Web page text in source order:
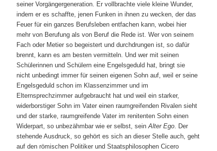
seiner Vorgängergeneration. Er vollbrachte viele kleine Wunder,
indem er es schaffte, jenen Funken in ihnen zu wecken, der das
Feuer für ein ganzes Berufsleben entfachen kann, wobei hier
mehr von Berufung als von Beruf die Rede ist. Wer von seinem
Fach oder Metier so begeistert und durchdrungen ist, so dafür
brennt, kann es am besten vermitteln. Und wer mit seinen
Schülerinnen und Schülern eine Engelsgeduld hat, bringt sie
nicht unbedingt immer für seinen eigenen Sohn auf, weil er seine
Engelsgeduld schon im Klassenzimmer und im
Elternsprechzimmer aufgebraucht hat und weil ein starker,
widerborstiger Sohn im Vater einen raumgreifenden Rivalen sieht
und der starke, raumgreifende Vater im renitenten Sohn einen
Widerpart, so unbezähmbar wie er selbst, seinAlter Ego. Der
stehende Ausdruck, so gehört es sich an dieser Stelle auch, geht
auf den römischen Politiker und Staatsphilosophen Cicero